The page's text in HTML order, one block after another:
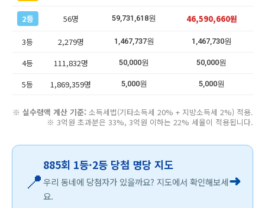
2등 56명 59,731,618원 46,590,660원
3등 2,279명 1,467,737원 1,467,730원
4등 111,832명 50,000원 50,000원
5등 1,869,359명 5,000원 5,000원
※ 실수령액 계산 기준: 소득세법(기타소득세 20% + 지방소득세 2%) 적용.
※ 3억원 초과분은 33%, 3억원 이하는 22% 세율이 적용됩니다.
📍
885회 1등·2등 당첨 명당 지도
우리 동네에 당첨자가 있을까요? 지도에서 확인해보세
요.
➜